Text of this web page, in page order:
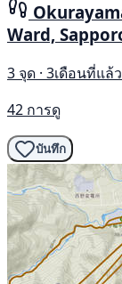
Ward,
3 จุด · 3เดือนที่แล้ว
42 การดู
บันทึก